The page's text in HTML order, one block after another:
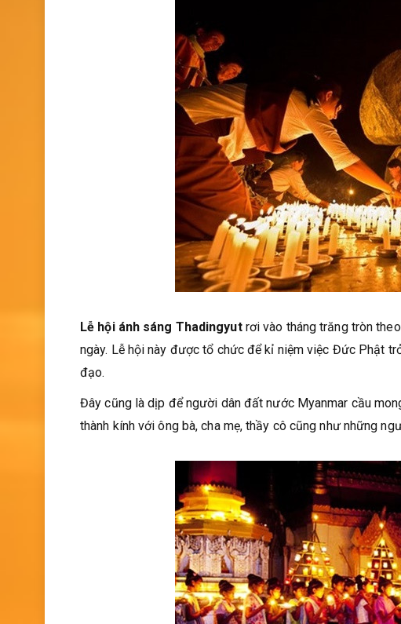
Lễ hội ánh sáng Thadingyutrơi vào tháng trăng tròn
ngày. Lễ hội này được tổ chức để kỉ niệm việc Đức Phật
đạo.
Đây cũng là dịp để người dân đất nước Myanmar cầu
thành kính với ông bà, cha mẹ, thầy cô cũng như những